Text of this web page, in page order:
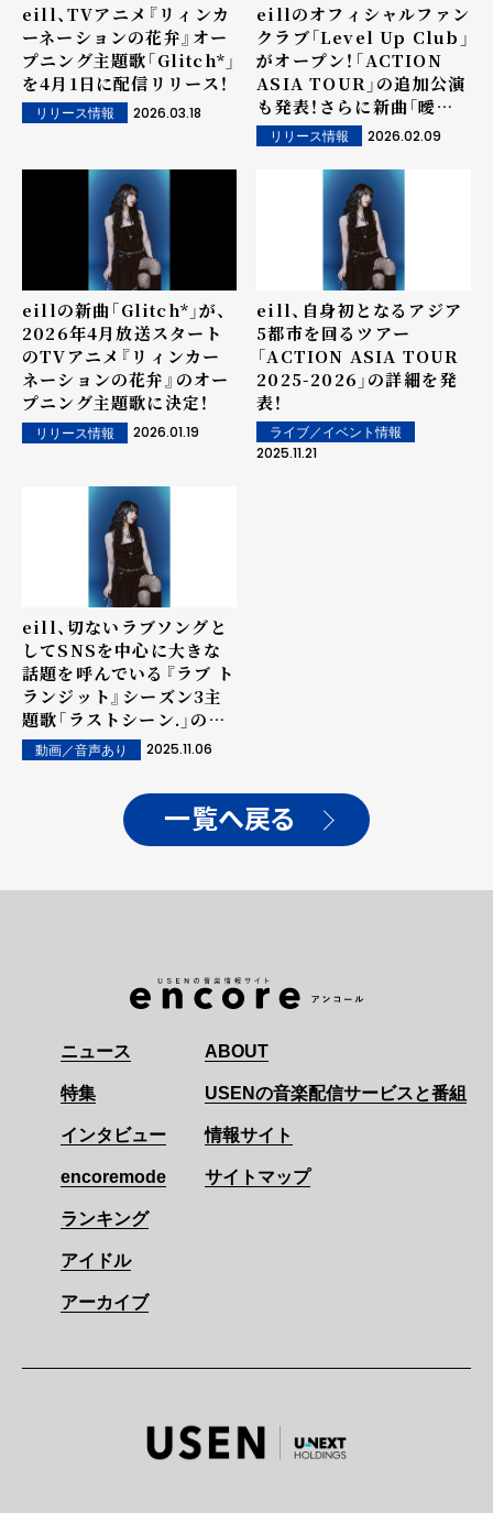
eill、TVアニメ『リィンカ
ーネーションの花弁』オー
プニング主題歌「Glitch*」
を4月1日に配信リリース！
リリース情報 2026.03.18
eillのオフィシャルファン
クラブ「Level Up Club」
がオープン！「ACTION
ASIA TOUR」の追加公演
も発表！さらに新曲「曖昧
な指切り」が3月18日に配
信リリース決定！
リリース情報 2026.02.09
eillの新曲「Glitch*」が、
2026年4月放送スタート
のTVアニメ『リィンカー
ネーションの花弁』のオー
プニング主題歌に決定！
リリース情報 2026.01.19
eill、自身初となるアジア
5都市を回るツアー
「ACTION ASIA TOUR
2025-2026」の詳細を発
表！
ライブ／イベント情報
2025.11.21
eill、切ないラブソングと
してSNSを中心に大きな
話題を呼んでいる『ラブ ト
ランジット』シーズン3主
題歌「ラストシーン.」の歌
唱映像を公開！
動画／音声あり 2025.11.06
一覧へ戻る
ニュース
特集
インタビュー
encoremode
ランキング
アイドル
アーカイブ
ABOUT
USENの音楽配信サービスと番組
情報サイト
サイトマップ